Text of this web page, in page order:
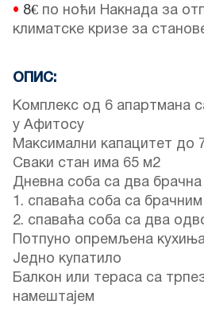
• 8€ по ноћи Накнада за
климатске кризе за
ОПИС:
Комплекс од 6 апартмана
у Афитосу
Максимални капацитет до 7
Сваки стан има 65 м2
Дневна соба са два
1. спаваћа соба са
2. спаваћа соба са два
Потпуно опремљена
Једно купатило
Балкон или тераса са
намештајем